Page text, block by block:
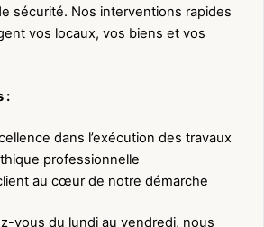
sécurité. Nos interventions rapides
vos locaux, vos biens et vos
:
dans l’exécution des travaux
professionnelle
au cœur de notre démarche
vous du lundi au vendredi, nous